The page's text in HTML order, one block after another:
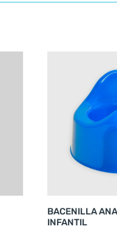
BACENILLA
INFANTIL